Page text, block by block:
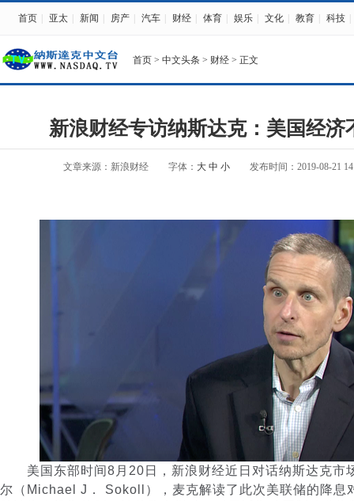
首页 亚太 新闻 房产 汽车 财经 体育 娱乐 文化 教育 科技
首页 > 中文头条 > 财经 > 正文
新浪财经专访纳斯达克：美国经济
文章来源：新浪财经 字体： 大 中 小 发布时间：2019-08-21
美国东部时间8月20日，新浪财经近日对话纳斯达克市
尔（Michael J． Sokoll），麦克解读了此次美联储的降息